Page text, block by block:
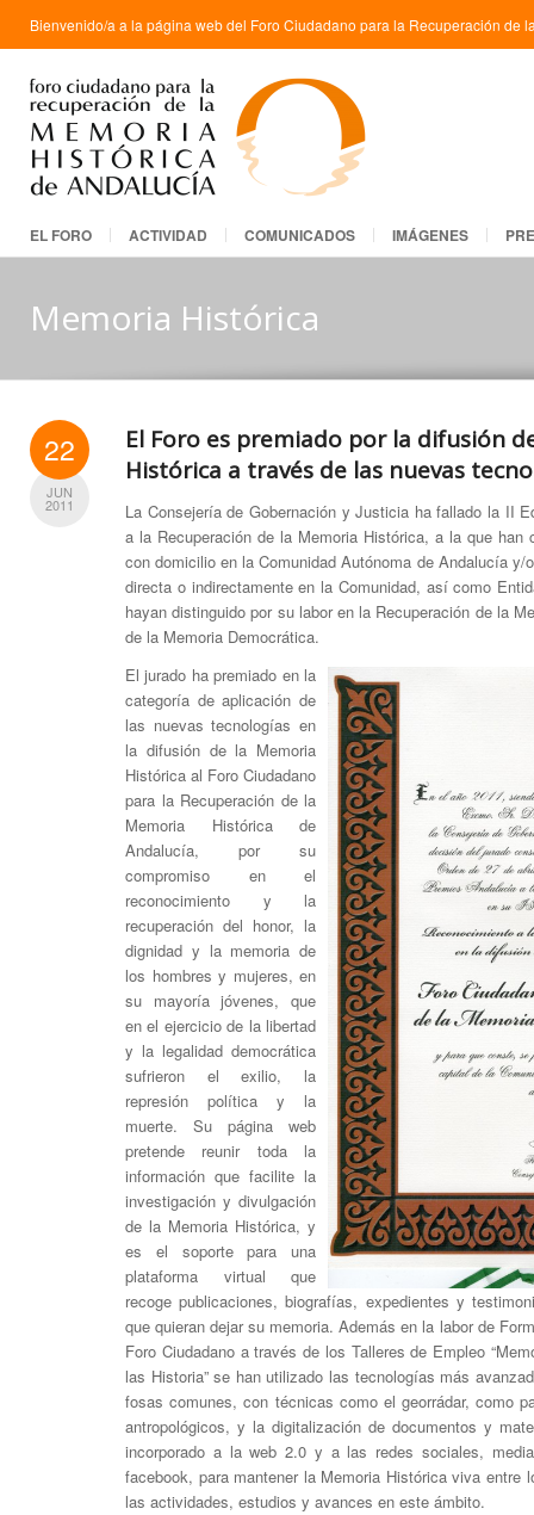
Bienvenido/a a la página web del Foro Ciudadano para la Recuperación de
EL FORO ACTIVIDAD COMUNICADOS IMÁGENES
Memoria Histórica
22
JUN
2011
El Foro es premiado por la difusión
Histórica a través de las nuevas
La Consejería de Gobernación y Justicia ha fallado la II
a la Recuperación de la Memoria Histórica, a la que han
con domicilio en la Comunidad Autónoma de Andalucía
directa o indirectamente en la Comunidad, así como
hayan distinguido por su labor en la Recuperación de la
de la Memoria Democrática.
El jurado ha premiado en la
categoría de aplicación de
las nuevas tecnologías en
la difusión de la Memoria
Histórica al Foro Ciudadano
para la Recuperación de la
Memoria Histórica de
Andalucía, por su
compromiso en el
reconocimiento y la
recuperación del honor, la
dignidad y la memoria de
los hombres y mujeres, en
su mayoría jóvenes, que
en el ejercicio de la libertad
y la legalidad democrática
sufrieron el exilio, la
represión política y la
muerte. Su página web
pretende reunir toda la
información que facilite la
investigación y divulgación
de la Memoria Histórica, y
es el soporte para una
plataforma virtual que
recoge publicaciones, biografías, expedientes y
que quieran dejar su memoria. Además en la labor de
Foro Ciudadano a través de los Talleres de Empleo
las Historia” se han utilizado las tecnologías más
fosas comunes, con técnicas como el georrádar, como
antropológicos, y la digitalización de documentos y
incorporado a la web 2.0 y a las redes sociales,
facebook, para mantener la Memoria Histórica viva entre
las actividades, estudios y avances en este ámbito.